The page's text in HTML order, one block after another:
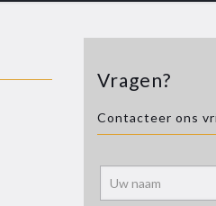
Vragen?
Contacteer ons